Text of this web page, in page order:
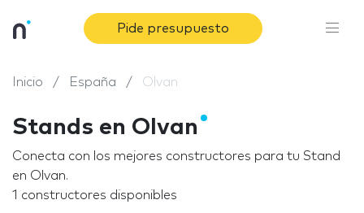
Pide presupuesto
Inicio España Olvan
Stands en Olvan
Conecta con los mejores constructores para tu Stand
en Olvan.
1 constructores disponibles